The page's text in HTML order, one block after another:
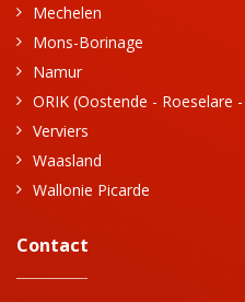
Mechelen
Mons-Borinage
Namur
ORIK (Oostende - Roeselare
Verviers
Waasland
Wallonie Picarde
Contact